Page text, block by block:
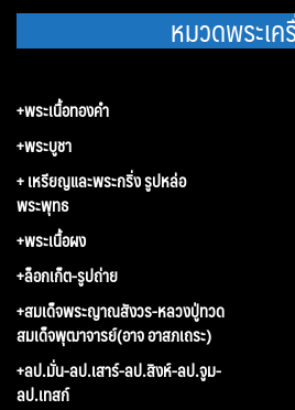
หมวดพระเค
+พระเนื้อทองคำ
+พระบูชา
+ เหรียญและพระกริ่ง รูปหล่อ
พระพุทธ
+พระเนื้อผง
+ล็อกเก็ต-รูปถ่าย
+สมเด็จพระญาณสังวร-หลวงปู่ทวด
สมเด็จพุฒาจารย์(อาจ อาสภเถระ)
+ลป.มั่น-ลป.เสาร์-ลป.สิงห์-ลป.จูม-
ลป.เทสก์